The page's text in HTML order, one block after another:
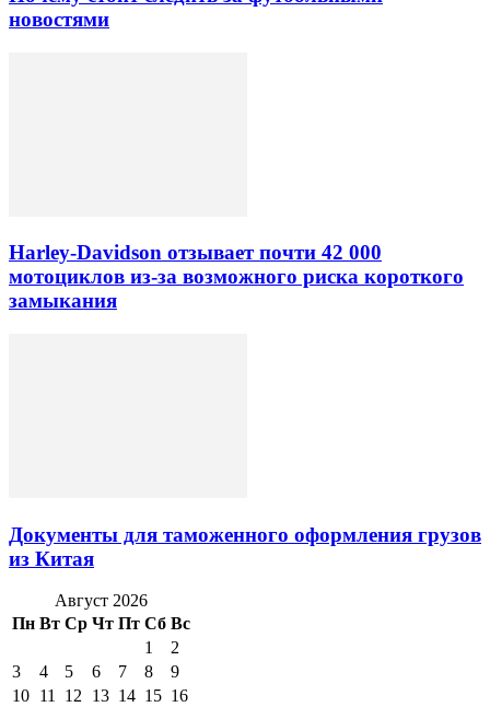
новостями
Harley-Davidson отзывает почти 42 000
мотоциклов из-за возможного риска короткого
замыкания
Документы для таможенного оформления грузов
из Китая
Август 2026
Пн Вт Ср Чт Пт Сб Вс
1
2
3
4 5 6 7 8
9
10 11 12 13 14 15 16